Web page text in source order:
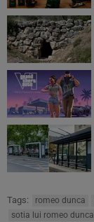
Tags: romeo dunca
sotia lui romeo dunca